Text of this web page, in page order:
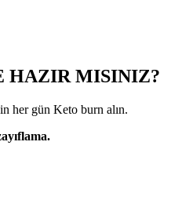
HAZIR MISINIZ?
her gün Keto burn alın.